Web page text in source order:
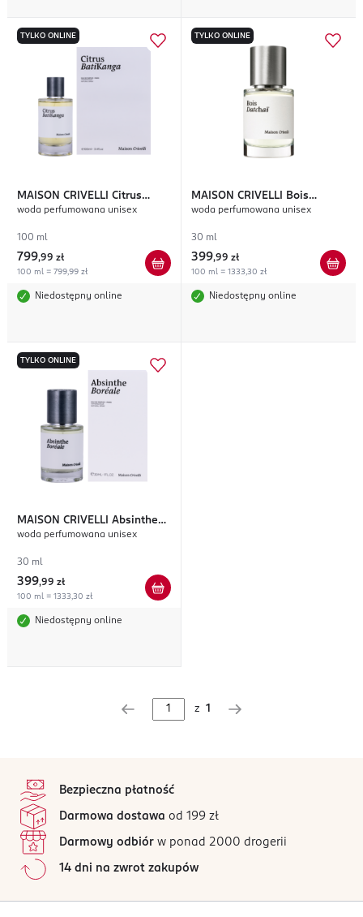
TYLKO ONLINE
MAISON CRIVELLI Citrus
Batikanga
woda perfumowana unisex
100 ml
799,99 zł
100 ml = 799,99 zł
Niedostępny online
TYLKO ONLINE
MAISON CRIVELLI
Bois
Datchai
woda perfumowana unisex
30 ml
399,99 zł
100 ml = 1333,30 zł
Niedostępny online
TYLKO ONLINE
MAISON CRIVELLI Absinthe
Boreale
woda perfumowana unisex
30 ml
399,99 zł
100 ml = 1333,30 zł
Niedostępny online
z 1
Bezpieczna płatność
Darmowa dostawa od 199 zł
Darmowy odbiór w ponad 2000 drogerii
14 dni na zwrot zakupów